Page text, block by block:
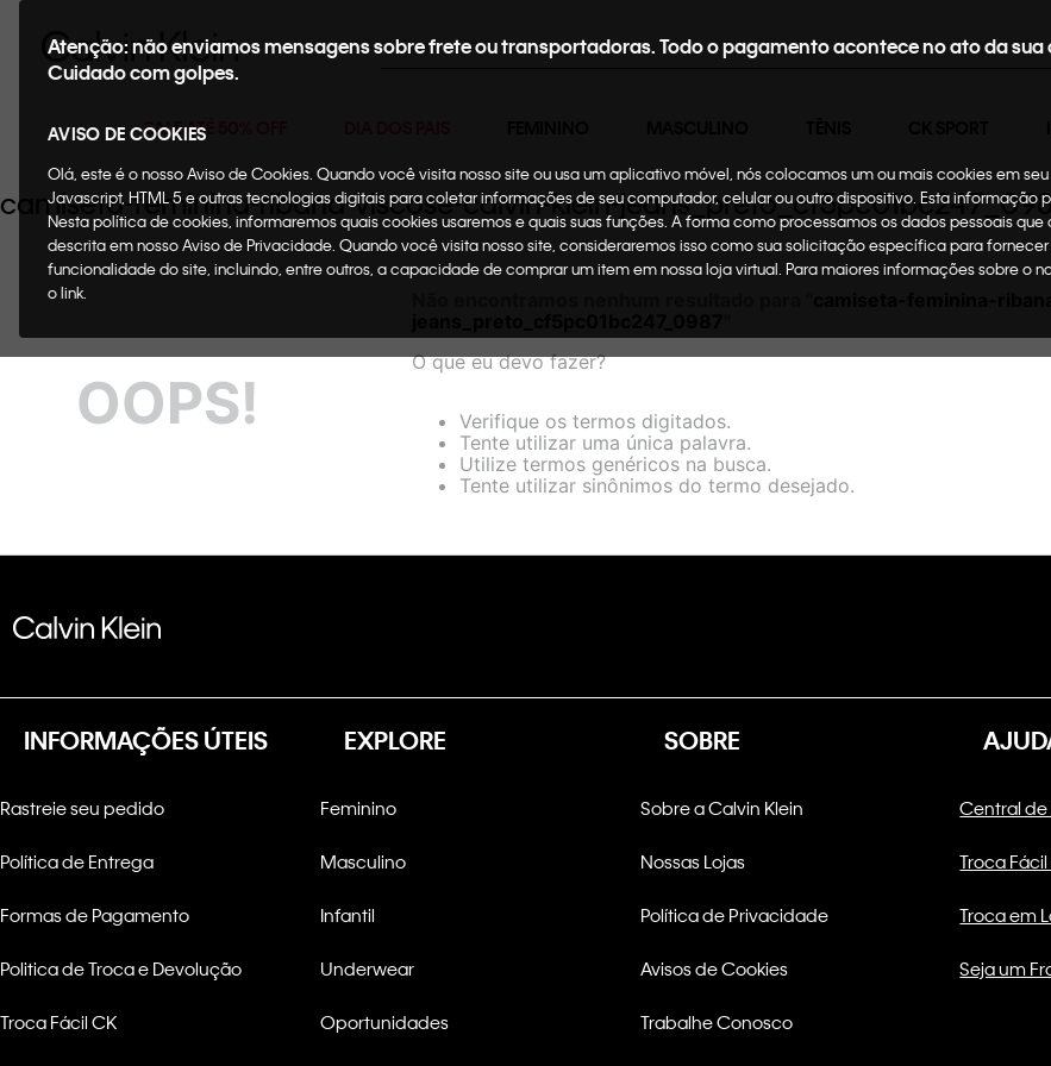
Buscar
SALE ATÉ 50% OFF
Atenção: não enviamos mensagens sobre frete ou transportadoras. Todo o pagamento acontece no ato da sua
Cuidado com golpes.
AVISO DE COOKIES
Olá, este é o nosso Aviso de Cookies. Quando você visita nosso site ou usa um aplicativo móvel, nós colocamos um ou mais cookies em
Javascript, HTML 5 e outras tecnologias digitais para coletar informações de seu computador, celular ou outro dispositivo. Esta informação
Nesta política de cookies, informaremos quais cookies usaremos e quais suas funções. A forma como processamos os dados pessoais
descrita em nosso Aviso de Privacidade. Quando você visita nosso site, consideraremos isso como sua solicitação específica para
funcionalidade do site, incluindo, entre outros, a capacidade de comprar um item em nossa loja virtual. Para maiores informações sobre o
o link.
camiseta-feminina-ribana-viscose-calvin-klein-
OOPS!
O que eu devo fazer?
Verifique os termos digitados.
Tente utilizar uma única palavra.
Utilize termos genéricos na busca.
Tente utilizar sinônimos do termo desejado.
INFORMAÇÕES ÚTEIS
Rastreie seu pedido
Política de Entrega
Formas de Pagamento
Politica de Troca e Devolução
Troca Fácil CK
EXPLORE
Feminino
Masculino
Infantil
Underwear
Oportunidades
SOBRE
Sobre a Calvin Klein
Nossas Lojas
Política de Privacidade
Avisos de Cookies
Trabalhe Conosco
Central
Troca
Troca em
Seja um